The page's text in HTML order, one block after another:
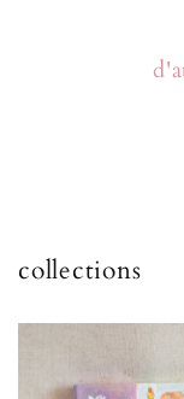
collections